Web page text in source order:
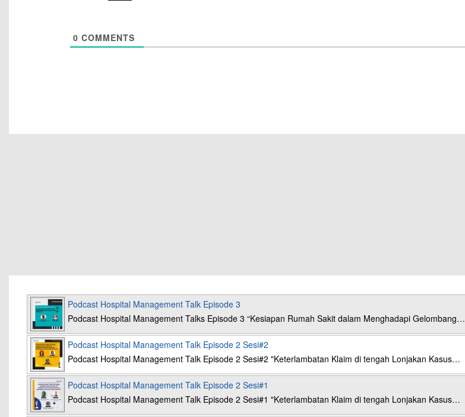
0 COMMENTS
Podcast Hospital Management Talk Episode 3
Podcast Hospital Management Talks Episode 3 “Kesiapan Rumah Sakit dalam Menghadapi Gelombang…
Podcast Hospital Management Talk Episode 2 Sesi#2
Podcast Hospital Management Talk Episode 2 Sesi#2 "Keterlambatan Klaim di tengah Lonjakan Kasus…
Podcast Hospital Management Talk Episode 2 Sesi#1
Podcast Hospital Management Talk Episode 2 Sesi#1 "Keterlambatan Klaim di tengah Lonjakan Kasus…